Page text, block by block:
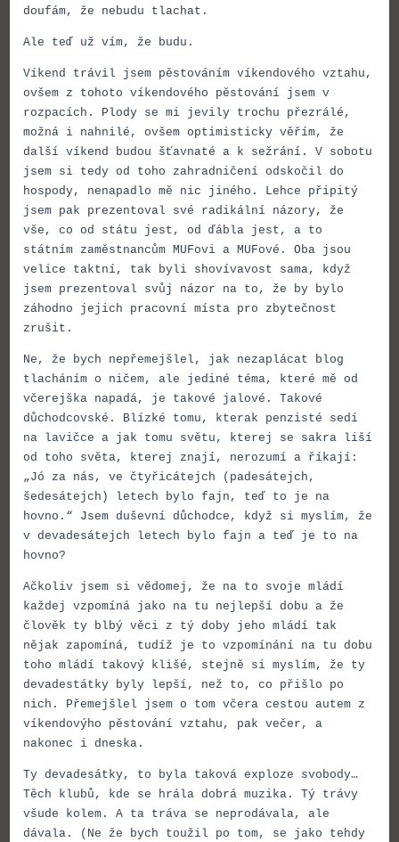
doufám, že nebudu tlachat.
Ale teď už vím, že budu.
Víkend trávil jsem pěstováním víkendového vztahu,
ovšem z tohoto víkendového pěstování jsem v
rozpacích. Plody se mi jevily trochu přezrálé,
možná i nahnilé, ovšem optimisticky věřím, že
další víkend budou šťavnaté a k sežrání. V sobotu
jsem si tedy od toho zahradničení odskočil do
hospody, nenapadlo mě nic jiného. Lehce připitý
jsem pak prezentoval své radikální názory, že
vše, co od státu jest, od ďábla jest, a to
státním zaměstnancům MUFovi a MUFové. Oba jsou
velice taktní, tak byli shovívavost sama, když
jsem prezentoval svůj názor na to, že by bylo
záhodno jejich pracovní místa pro zbytečnost
zrušit.
Ne, že bych nepřemejšlel, jak nezaplácat blog
tlacháním o ničem, ale jediné téma, které mě od
včerejška napadá, je takové jalové. Takové
důchodcovské. Blízké tomu, kterak penzisté sedí
na lavičce a jak tomu světu, kterej se sakra liší
od toho světa, kterej znají, nerozumí a říkají:
„Jó za nás, ve čtyřicátejch (padesátejch,
šedesátejch) letech bylo fajn, teď to je na
hovno.“ Jsem duševní důchodce, když si myslím, že
v devadesátejch letech bylo fajn a teď je to na
hovno?
Ačkoliv jsem si vědomej, že na to svoje mládí
každej vzpomíná jako na tu nejlepší dobu a že
člověk ty blbý věci z tý doby jeho mládí tak
nějak zapomíná, tudíž je to vzpomínání na tu dobu
toho mládí takový klišé, stejně si myslím, že ty
devadestátky byly lepší, než to, co přišlo po
nich. Přemejšlel jsem o tom včera cestou autem z
víkendovýho pěstování vztahu, pak večer, a
nakonec i dneska.
Ty devadesátky, to byla taková exploze svobody…
Těch klubů, kde se hrála dobrá muzika. Tý trávy
všude kolem. A ta tráva se neprodávala, ale
dávala. (Ne že bych toužil po tom, se jako tehdy